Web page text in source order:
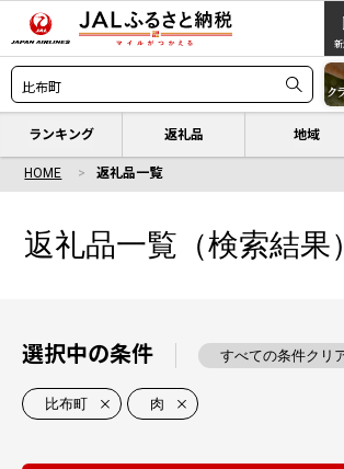
新
ランキング 返礼品 地域
HOME 返礼品一覧
返礼品一覧（検索結果）
選択中の条件 すべての条件クリ
比布町 肉